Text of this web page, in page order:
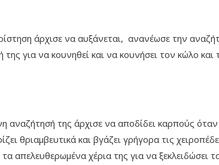
άρχισε να αυξάνεται, ανανέωσε την
της για να κουνηθεί και να κουνήσει τον κώλο
αναζήτησή της άρχισε να αποδίδει καρπούς
θριαμβευτικά και βγάζει γρήγορα τις
απελευθερωμένα χέρια της για να